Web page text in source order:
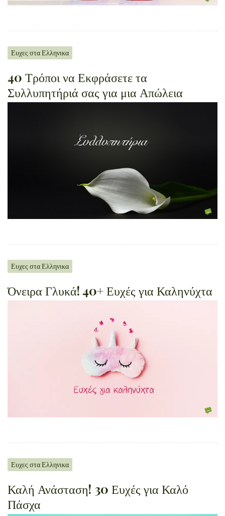
Ευχες στα Ελληνικα
40 Τρόποι να Εκφράσετε τα
Συλλυπητήριά σας για μια Απώλεια
Ευχες στα Ελληνικα
Όνειρα Γλυκά! 40+ Ευχές για Καληνύχτα
Ευχες στα Ελληνικα
Καλή Ανάσταση! 30 Ευχές για Καλό
Πάσχα